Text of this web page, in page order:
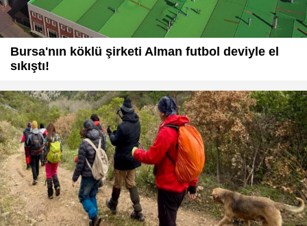
Bursa'nın köklü şirketi Alman futbol deviyle el
sıkıştı!